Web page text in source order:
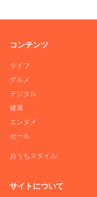
コンテンツ
ライフ
グルメ
デジタル
健康
エンタメ
セール
おうちスタイル
サイトについて